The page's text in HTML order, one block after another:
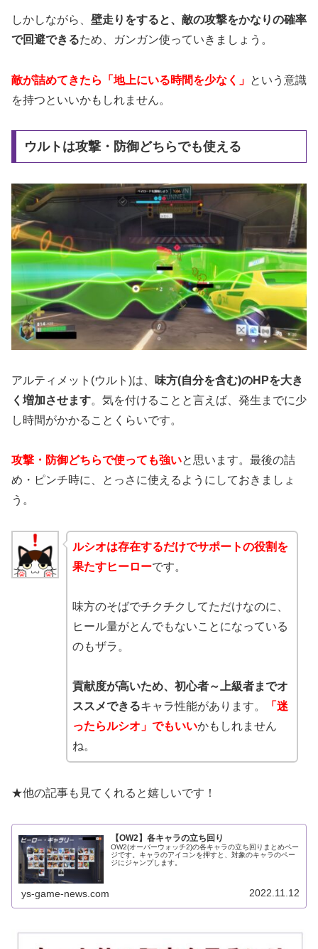
しかしながら、 壁走りをすると、敵の攻撃をかなりの確率
で回避できるため、ガンガン使っていきましょう。
敵が詰めてきたら「地上にいる時間を少なく」 という意識
を持つといいかもしれません。
ウルトは攻撃・防御どちらでも使える
アルティメット(ウルト)は、
味方(自分を含む)のHPを大き
く増加させます。気を付けることと言えば、発生までに少
し時間がかかることくらいです。
攻撃・防御どちらで使っても強いと思います。最後の詰
め・ピンチ時に、とっさに使えるようにしておきましょ
う。
ルシオは存在するだけでサポートの役割を
果たすヒーローです。
味方のそばでチクチクしてただけなのに、
ヒール量がとんでもないことになっている
のもザラ。
貢献度が高いため、初心者～上級者までオ
ススメできるキャラ性能があります。
「迷
ったらルシオ」でもいいかもしれません
ね。
★他の記事も見てくれると嬉しいです！
【OW2】各キャラの立ち回り
OW2(オーバーウォッチ2)の各キャラの立ち回りまとめペー
ジです。キャラのアイコンを押すと、対象のキャラのペー
ジにジャンプします。
ys-game-news.com 2022.11.12